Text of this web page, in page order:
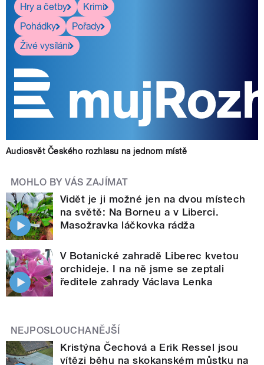
Hry a četby
Krimi
Pohádky
Pořady
Živé vysílání
Audiosvět Českého rozhlasu na jednom místě
MOHLO BY VÁS ZAJÍMAT
Vidět je ji možné jen na dvou místech
na světě: Na Borneu a v Liberci.
Masožravka láčkovka rádža
V Botanické zahradě Liberec kvetou
orchideje. I na ně jsme se zeptali
ředitele zahrady Václava Lenka
NEJPOSLOUCHANĚJŠÍ
Kristýna Čechová a Erik Ressel jsou
vítězi běhu na skokanském můstku na